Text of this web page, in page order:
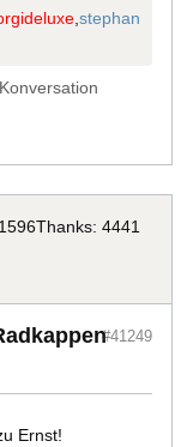
,stephan
Thanks: 4441
#41249
Ernst!